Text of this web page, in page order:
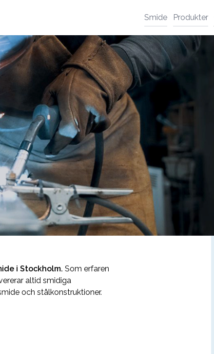
Smide Produkter
i Stockholm. Som erfaren
altid smidiga
och stålkonstruktioner.